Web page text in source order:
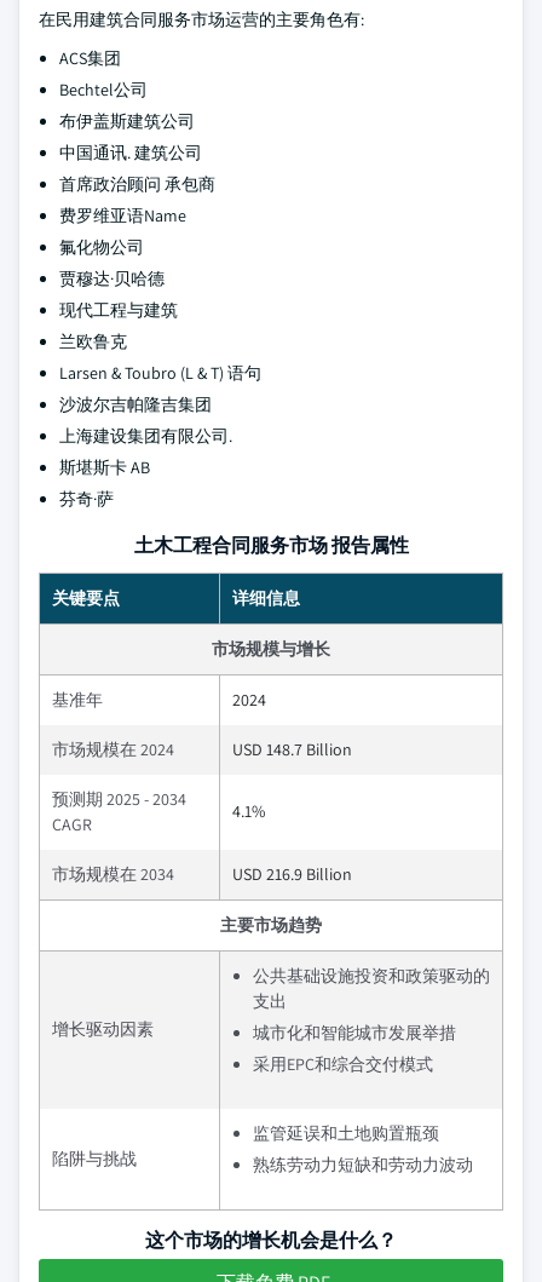
在民用建筑合同服务市场运营的主要角色有:
ACS集团
Bechtel公司
布伊盖斯建筑公司
中国通讯. 建筑公司
首席政治顾问 承包商
费罗维亚语Name
氟化物公司
贾穆达·贝哈德
现代工程与建筑
兰欧鲁克
Larsen & Toubro (L & T) 语句
沙波尔吉帕隆吉集团
上海建设集团有限公司.
斯堪斯卡 AB
芬奇·萨
土木工程合同服务市场 报告属性
关键要点 详细信息
市场规模与增长
基准年 2024
市场规模在 2024 USD 148.7 Billion
预测期 2025 - 2034
CAGR
4.1%
市场规模在 2034 USD 216.9 Billion
主要市场趋势
增长驱动因素
公共基础设施投资和政策驱动的
支出
城市化和智能城市发展举措
采用EPC和综合交付模式
陷阱与挑战
监管延误和土地购置瓶颈
熟练劳动力短缺和劳动力波动
这个市场的增长机会是什么？